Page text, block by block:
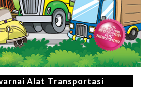
Alat Transportasi